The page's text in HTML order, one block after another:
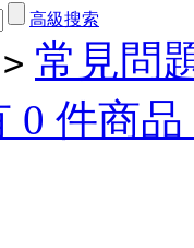
高級搜索
> 常見問
0 件商